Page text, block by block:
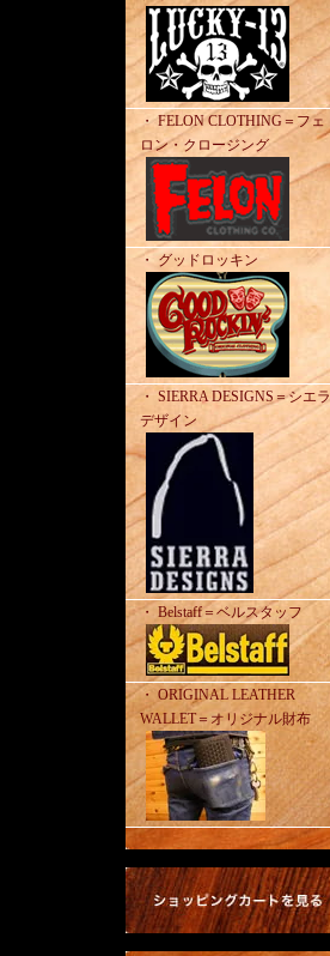
・ FELON CLOTHING＝フェ
ロン・クロージング
・ グッドロッキン
・ SIERRA DESIGNS＝シエラ
デザイン
・ Belstaff＝ベルスタッフ
・ ORIGINAL LEATHER
WALLET＝オリジナル財布